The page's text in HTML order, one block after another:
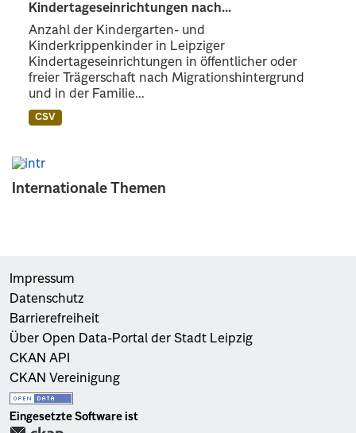
Internationale Themen
Kindertageseinrichtungen nach...
Anzahl der Kindergarten- und
Kinderkrippenkinder in Leipziger
Kindertageseinrichtungen in öffentlicher oder
freier Trägerschaft nach Migrationshintergrund
und in der Familie...
CSV
Impressum
Datenschutz
Barrierefreiheit
Über Open Data-Portal der Stadt Leipzig
CKAN API
CKAN Vereinigung
Eingesetzte Software ist